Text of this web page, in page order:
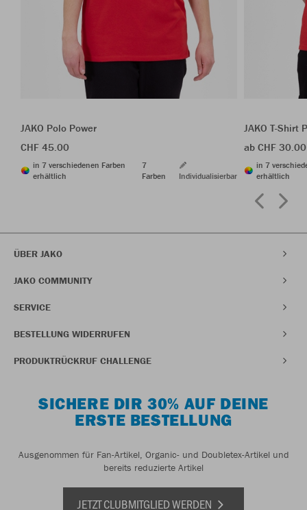
JAKO Polo Power
CHF 45.00
in 7 verschiedenen Farben
erhältlich
7
Farben
Individualisierbar
JAKO T-Shirt
ab CHF 30.00
in 7
erhältlich
ÜBER JAKO
JAKO COMMUNITY
SERVICE
BESTELLUNG WIDERRUFEN
PRODUKTRÜCKRUF CHALLENGE
SICHERE DIR 30% AUF DEINE
ERSTE BESTELLUNG
Ausgenommen für Fan-Artikel, Organic- und Doubletex-Artikel und
bereits reduzierte Artikel
JETZT CLUBMITGLIED WERDEN